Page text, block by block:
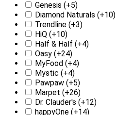
Genesis (+5)
Diamond Naturals (+10)
Trendline (+3)
HiQ (+10)
Half & Half (+4)
Oasy (+24)
MyFood (+4)
Mystic (+4)
Pawpaw (+5)
Marpet (+26)
Dr. Clauder's (+12)
happyOne (+14)